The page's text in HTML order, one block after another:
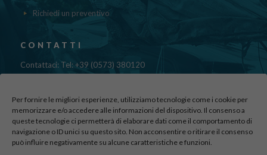
Per fornire le migliori esperienze, utilizziamo tecnologie come i cookie per
memorizzare e/o accedere alle informazioni del dispositivo. Il consenso a
queste tecnologie ci permetterà di elaborare dati come il comportamento di
navigazione o ID unici su questo sito. Non acconsentire o ritirare il consenso
può influire negativamente su alcune caratteristiche e funzioni.
Richiedi un preventivo
CONTATTI
Contattaci: Tel: +39 (0573) 380120
Fax: 39 (0573) 985420
Via di Canapale, 10
51100 PISTOIA
Find us here: